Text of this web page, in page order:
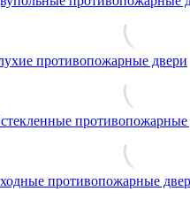
противопожарные двери
противопожарные
противопожарные